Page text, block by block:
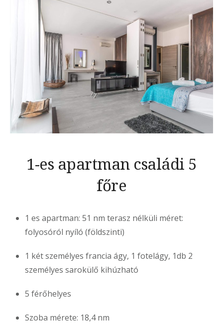
1-es apartman családi 5
főre
1 es apartman: 51 nm terasz nélküli méret:
folyosóról nyíló (földszinti)
1 két személyes francia ágy, 1 fotelágy, 1db 2
személyes sarokülő kihúzható
5 férőhelyes
Szoba mérete: 18,4 nm